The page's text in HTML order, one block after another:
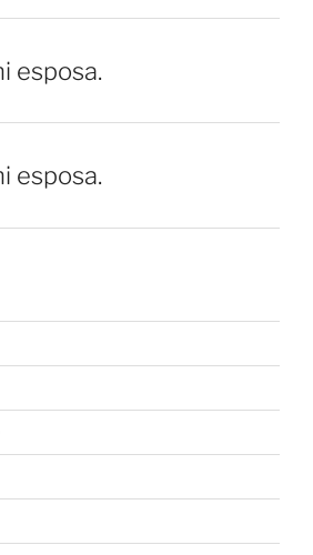
esposa.
esposa.